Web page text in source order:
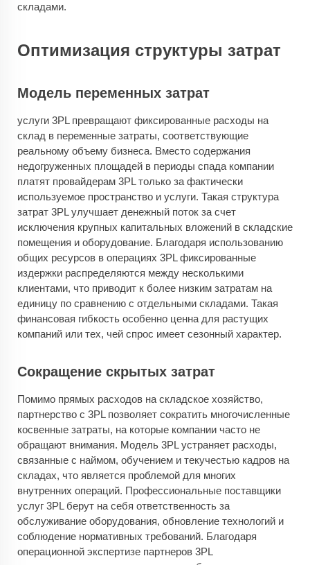
складами.
Оптимизация структуры затрат
Модель переменных затрат
услуги 3PL превращают фиксированные расходы на
склад в переменные затраты, соответствующие
реальному объему бизнеса. Вместо содержания
недогруженных площадей в периоды спада компании
платят провайдерам 3PL только за фактически
используемое пространство и услуги. Такая структура
затрат 3PL улучшает денежный поток за счет
исключения крупных капитальных вложений в складские
помещения и оборудование. Благодаря использованию
общих ресурсов в операциях 3PL фиксированные
издержки распределяются между несколькими
клиентами, что приводит к более низким затратам на
единицу по сравнению с отдельными складами. Такая
финансовая гибкость особенно ценна для растущих
компаний или тех, чей спрос имеет сезонный характер.
Сокращение скрытых затрат
Помимо прямых расходов на складское хозяйство,
партнерство с 3PL позволяет сократить многочисленные
косвенные затраты, на которые компании часто не
обращают внимания. Модель 3PL устраняет расходы,
связанные с наймом, обучением и текучестью кадров на
складах, что является проблемой для многих
внутренних операций. Профессиональные поставщики
услуг 3PL берут на себя ответственность за
обслуживание оборудования, обновление технологий и
соблюдение нормативных требований. Благодаря
операционной экспертизе партнеров 3PL